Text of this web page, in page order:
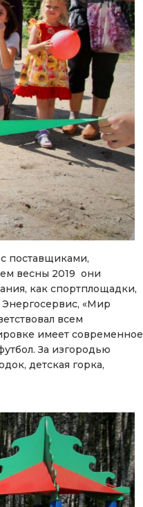
поставщиками,
весны 2019 они
как спортплощадки,
Энергосервис, «Мир
всем
имеет современное
За изгородью
детская горка,